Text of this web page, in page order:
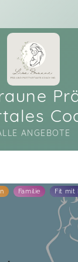
ANGEBOTE
about me
Familie Fit mit